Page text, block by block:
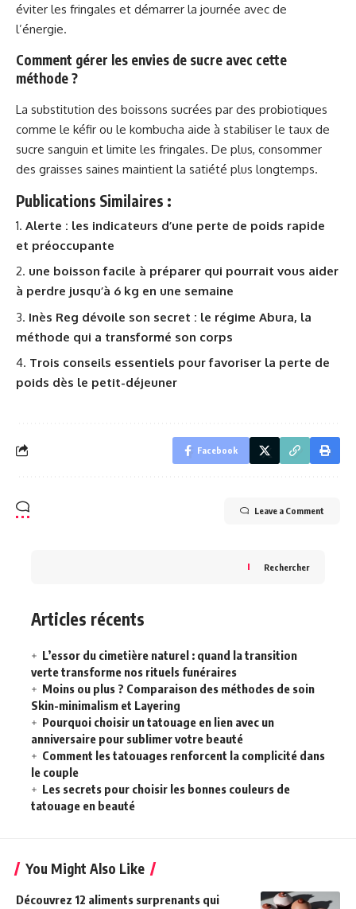
éviter les fringales et démarrer la journée avec de
l’énergie.
Comment gérer les envies de sucre avec cette
méthode ?
La substitution des boissons sucrées par des probiotiques
comme le kéfir ou le kombucha aide à stabiliser le taux de
sucre sanguin et limite les fringales. De plus, consommer
des graisses saines maintient la satiété plus longtemps.
Publications Similaires :
Alerte : les indicateurs d’une perte de poids rapide
et préoccupante
une boisson facile à préparer qui pourrait vous aider
à perdre jusqu’à 6 kg en une semaine
Inès Reg dévoile son secret : le régime Abura, la
méthode qui a transformé son corps
Trois conseils essentiels pour favoriser la perte de
poids dès le petit-déjeuner
Facebook
Leave a Comment
Rechercher
Articles récents
L’essor du cimetière naturel : quand la transition
verte transforme nos rituels funéraires
Moins ou plus ? Comparaison des méthodes de soin
Skin-minimalism et Layering
Pourquoi choisir un tatouage en lien avec un
anniversaire pour sublimer votre beauté
Comment les tatouages renforcent la complicité dans
le couple
Les secrets pour choisir les bonnes couleurs de
tatouage en beauté
You Might Also Like
Découvrez 12 aliments surprenants qui